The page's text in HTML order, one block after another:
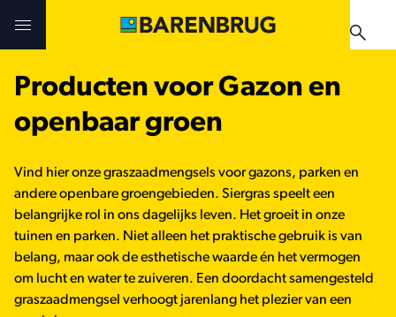
Producten voor Gazon en
openbaar groen
Vind hier onze graszaadmengsels voor gazons, parken en
andere openbare groengebieden. Siergras speelt een
belangrijke rol in ons dagelijks leven. Het groeit in onze
tuinen en parken. Niet alleen het praktische gebruik is van
belang, maar ook de esthetische waarde én het vermogen
om lucht en water te zuiveren. Een doordacht samengesteld
graszaadmengsel verhoogt jarenlang het plezier van een
Producten
Praktijkervaringen
Producten
Verkooppunten
Teelthandleidingen
Nieuws & Events
Verkooppunten